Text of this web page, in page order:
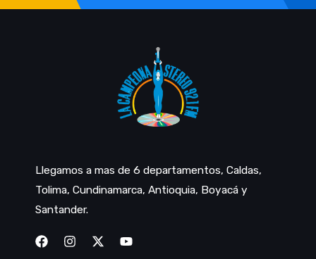
Llegamos a mas de 6 departamentos, Caldas,
Tolima, Cundinamarca, Antioquia, Boyacá y
Santander.